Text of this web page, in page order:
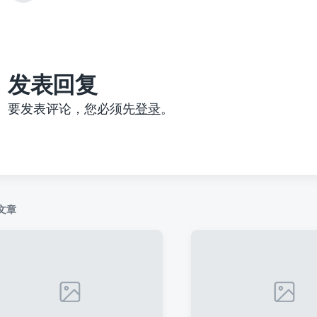
篇
发表回复
要发表评论，您必须先登录。
章